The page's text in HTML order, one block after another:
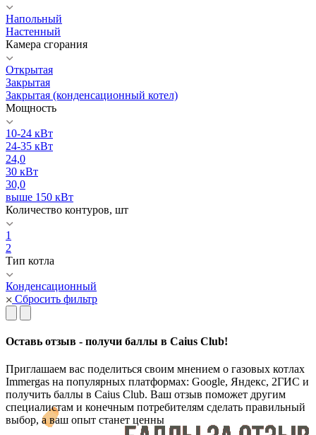
Напольный
Настенный
Камера сгорания
Открытая
Закрытая
Закрытая (конденсационный котел)
Мощность
10-24 кВт
24-35 кВт
24,0
30 кВт
30,0
выше 150 кВт
Количество контуров, шт
1
2
Тип котла
Конденсационный
Сбросить фильтр
Оставь отзыв - получи баллы в Caius Club!
Приглашаем вас поделиться своим мнением о газовых котлах
Immergas на популярных платформах: Google, Яндекс, 2ГИС и
получить баллы в Caius Club. Ваш отзыв поможет другим
специалистам и конечным потребителям сделать правильный
выбор, а ваш опыт станет ценны